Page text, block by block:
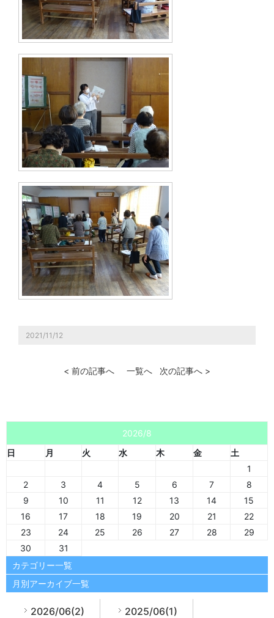
2021/11/12
< 前の記事へ 一覧へ 次の記事へ >
2026/8
日
月 火 水 木 金
土
1
2
3 4 5 6 7
8
9
10 11 12 13 14
15
16
17 18 19 20 21
22
23
24 25 26 27 28
29
30
31
カテゴリー一覧
月別アーカイブ一覧
2026/06(2) 2025/06(1)